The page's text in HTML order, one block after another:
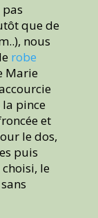
que de
nous
robe
Marie
pince
et
le dos,
puis
le